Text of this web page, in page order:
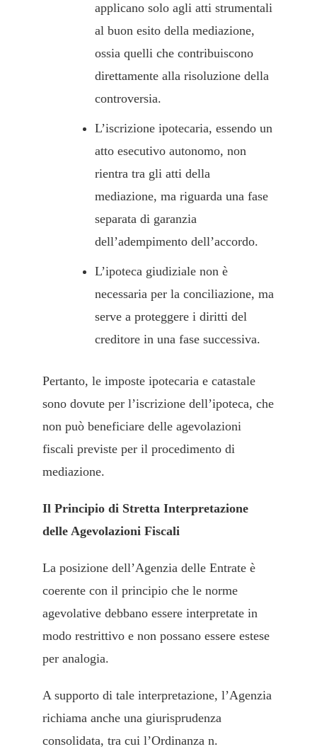
applicano solo agli atti strumentali
al buon esito della mediazione,
ossia quelli che contribuiscono
direttamente alla risoluzione della
controversia.
L’iscrizione ipotecaria, essendo un
atto esecutivo autonomo, non
rientra tra gli atti della
mediazione, ma riguarda una fase
separata di garanzia
dell’adempimento dell’accordo.
L’ipoteca giudiziale non è
necessaria per la conciliazione, ma
serve a proteggere i diritti del
creditore in una fase successiva.
Pertanto, le imposte ipotecaria e catastale
sono dovute per l’iscrizione dell’ipoteca, che
non può beneficiare delle agevolazioni
fiscali previste per il procedimento di
mediazione.
Il Principio di Stretta Interpretazione
delle Agevolazioni Fiscali
La posizione dell’Agenzia delle Entrate è
coerente con il principio che le norme
agevolative debbano essere interpretate in
modo restrittivo e non possano essere estese
per analogia.
A supporto di tale interpretazione, l’Agenzia
richiama anche una giurisprudenza
consolidata, tra cui l’Ordinanza n.